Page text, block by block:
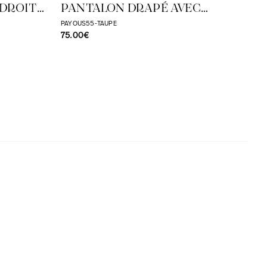
PANTALON DRAPÉ AVEC
DÉCORATION BOUTONS
PAYOUS55-TAUPE
75.00€